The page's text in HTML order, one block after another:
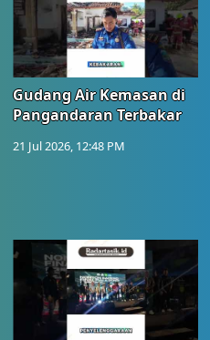
Gudang Air Kemasan di
Pangandaran Terbakar
21 Jul 2026, 12:48 PM